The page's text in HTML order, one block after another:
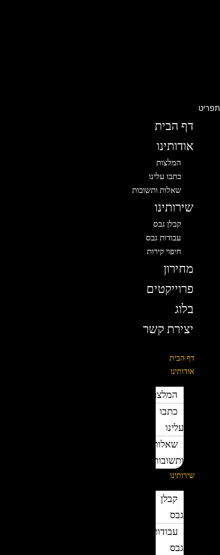
דף הבית
אודותינו
המלצות
כתבו עלינו
שאלות ותשובות
שירותינו
קבלן גבס
עבודות גבס
חיפוי קירות
מחירון
פרוייקטים
בלוג
יצירת קשר
דף הבית
אודותינו
המלצות
כתבו
עלינו
שאלות
ותשובות
שירותינו
קבלן
גבס
עבודות
גבס